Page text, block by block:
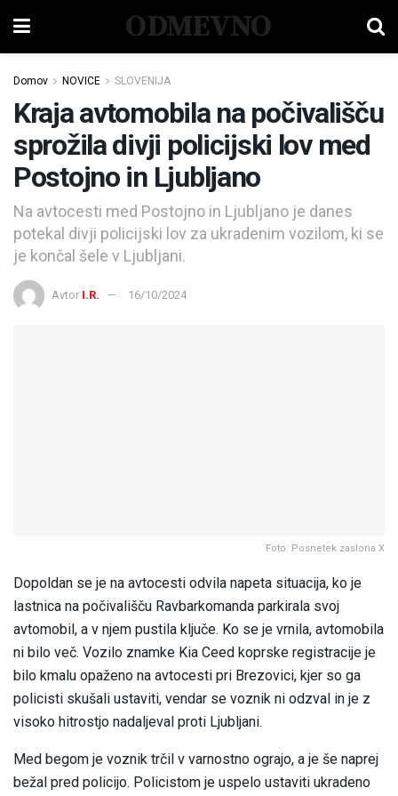
ODMEVNO
Domov NOVICE SLOVENIJA
Kraja avtomobila na počivališču
sprožila divji policijski lov med
Postojno in Ljubljano
Na avtocesti med Postojno in Ljubljano je danes
potekal divji policijski lov za ukradenim vozilom, ki se
je končal šele v Ljubljani.
Avtor I.R. 16/10/2024
Foto: Posnetek zaslona X
Dopoldan se je na avtocesti odvila napeta situacija, ko je
lastnica na počivališču Ravbarkomanda parkirala svoj
avtomobil, a v njem pustila ključe. Ko se je vrnila, avtomobila
ni bilo več. Vozilo znamke Kia Ceed koprske registracije je
bilo kmalu opaženo na avtocesti pri Brezovici, kjer so ga
policisti skušali ustaviti, vendar se voznik ni odzval in je z
visoko hitrostjo nadaljeval proti Ljubljani.
Med begom je voznik trčil v varnostno ograjo, a je še naprej
bežal pred policijo. Policistom je uspelo ustaviti ukradeno